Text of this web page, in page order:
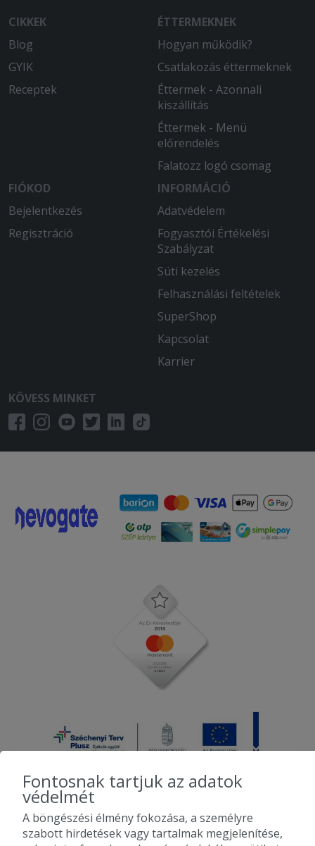
CIKKEK
Blog
GYIK
Receptek
ÉTTERMEKNEK
Hogyan működik?
Csatlakozás éttermeknek
Éttermek - Azonnali
kiszállítás
Éttermek - Menü
előrendelés
Falatozz logó csomag
FIÓKOD
Bejelentkezés
Regisztráció
INFORMÁCIÓ
Adatvédelem
Fogyasztói Értékelési
Szabályzat
Süti kezelés
Felhasználási feltételek
SuperShop
Kapcsolat
Karrier
KÖVESS MINKET
2010-2026 Copyright - Falatozz.hu - Diston-line Kft.
Fontosnak tartjuk az adatok
védelmét
A böngészési élmény fokozása, a személyre
szabott hirdetések vagy tartalmak megjelenítése,